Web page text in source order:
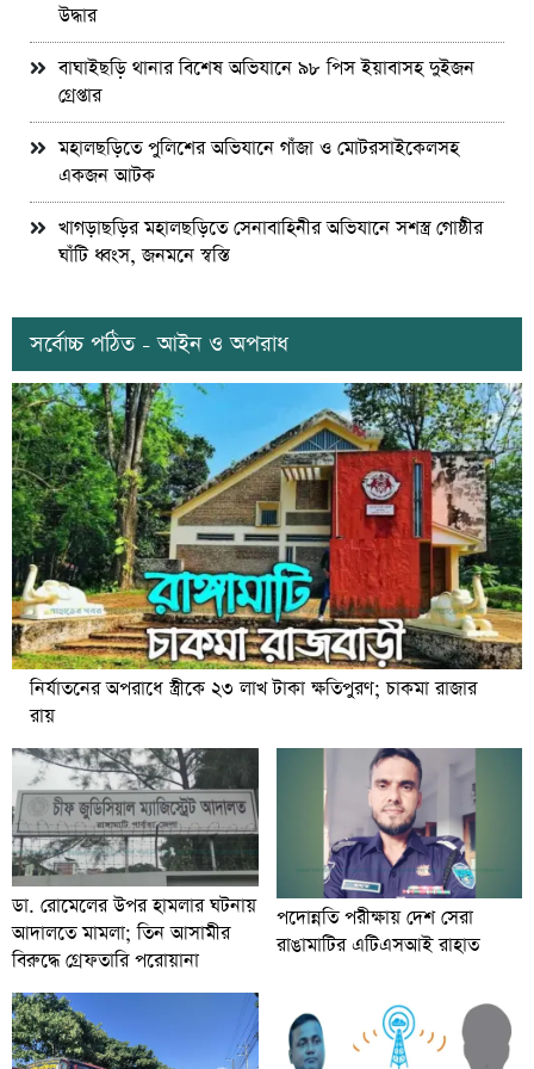
উদ্ধার
বাঘাইছড়ি থানার বিশেষ অভিযানে ৯৮ পিস ইয়াবাসহ দুইজন
গ্রেপ্তার
মহালছড়িতে পুলিশের অভিযানে গাঁজা ও মোটরসাইকেলসহ
একজন আটক
খাগড়াছড়ির মহালছড়িতে সেনাবাহিনীর অভিযানে সশস্ত্র গোষ্ঠীর
ঘাঁটি ধ্বংস, জনমনে স্বস্তি
সর্বোচ্চ পঠিত - আইন ও অপরাধ
নির্যাতনের অপরাধে স্ত্রীকে ২৩ লাখ টাকা ক্ষতিপুরণ; চাকমা রাজার
রায়
ডা. রোমেলের উপর হামলার ঘটনায়
আদালতে মামলা; তিন আসামীর
বিরুদ্ধে গ্রেফতারি পরোয়ানা
পদোন্নতি পরীক্ষায় দেশ সেরা
রাঙামাটির এটিএসআই রাহাত